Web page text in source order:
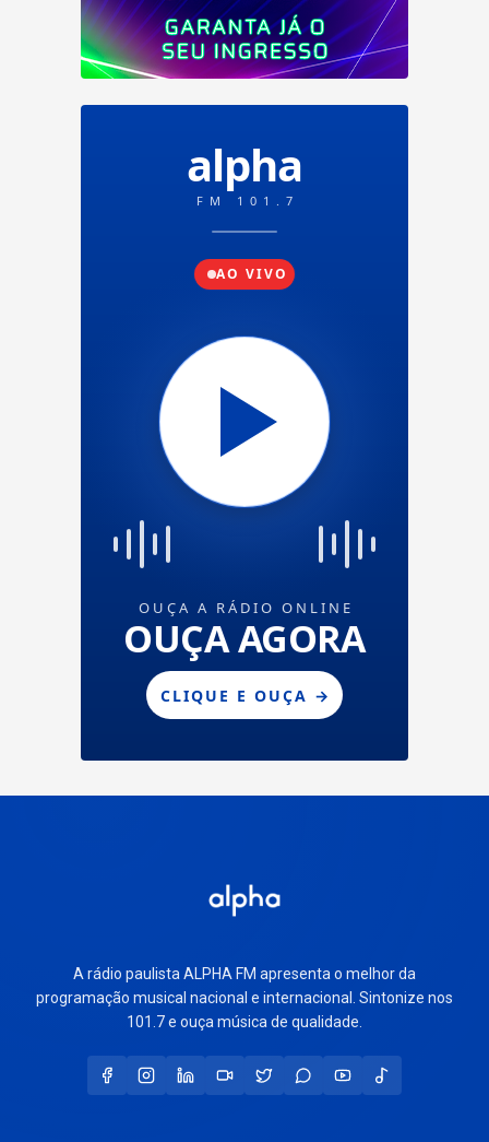
A rádio paulista ALPHA FM apresenta o melhor da
programação musical nacional e internacional. Sintonize nos
101.7 e ouça música de qualidade.